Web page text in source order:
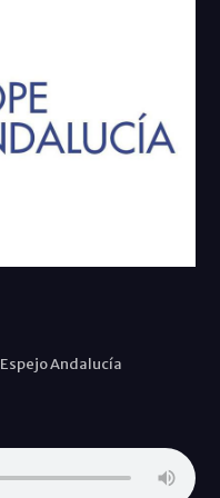
Espejo Andalucía